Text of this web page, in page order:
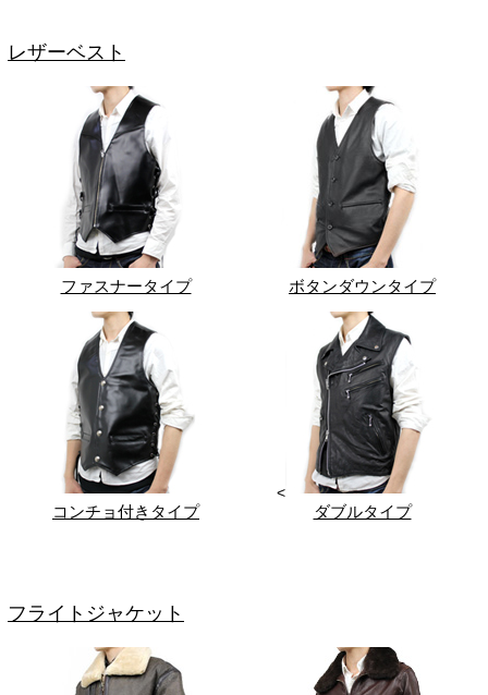
レザーベスト
ファスナータイプ ボタンダウンタイプ
コンチョ付きタイプ
<
ダブルタイプ
フライトジャケット